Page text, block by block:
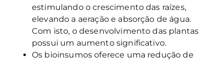
estimulando o crescimento das raízes,
elevando a aeração e absorção de água.
Com isto, o desenvolvimento das plantas
possui um aumento significativo.
Os bioinsumos oferece uma redução de